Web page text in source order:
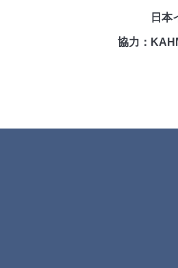
日本イス
協力：